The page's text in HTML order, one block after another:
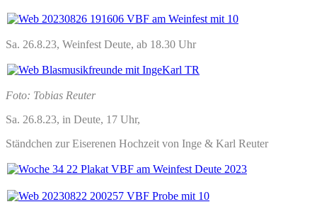
Sa. 26.8.23, Weinfest Deute, ab 18.30 Uhr
Foto: Tobias Reuter
Sa. 26.8.23, in Deute, 17 Uhr,
Ständchen zur Eiserenen Hochzeit von Inge & Karl Reuter